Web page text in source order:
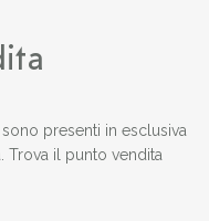
presenti in esclusiva
Trova il punto vendita